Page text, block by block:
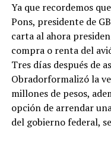
Ya que recordemos
Pons, presidente de
carta al ahora
compra o renta del
Tres días después de
Obradorformalizó la
millones de pesos,
opción de arrendar
del gobierno federal,